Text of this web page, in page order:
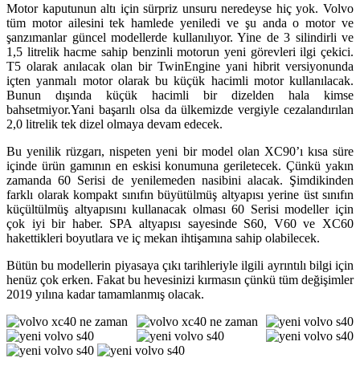
Motor kaputunun altı için sürpriz unsuru neredeyse hiç yok. Volvo
tüm motor ailesini tek hamlede yeniledi ve şu anda o motor ve
şanzımanlar güncel modellerde kullanılıyor. Yine de 3 silindirli ve
1,5 litrelik hacme sahip benzinli motorun yeni görevleri ilgi çekici.
T5 olarak anılacak olan bir TwinEngine yani hibrit versiyonunda
içten yanmalı motor olarak bu küçük hacimli motor kullanılacak.
Bunun dışında küçük hacimli bir dizelden hala kimse
bahsetmiyor.Yani başarılı olsa da ülkemizde vergiyle cezalandırılan
2,0 litrelik tek dizel olmaya devam edecek.
Bu yenilik rüzgarı, nispeten yeni bir model olan XC90’ı kısa süre
içinde ürün gamının en eskisi konumuna geriletecek. Çünkü yakın
zamanda 60 Serisi de yenilemeden nasibini alacak. Şimdikinden
farklı olarak kompakt sınıfın büyütülmüş altyapısı yerine üst sınıfın
küçültülmüş altyapısını kullanacak olması 60 Serisi modeller için
çok iyi bir haber. SPA altyapısı sayesinde S60, V60 ve XC60
hakettikleri boyutlara ve iç mekan ihtişamına sahip olabilecek.
Bütün bu modellerin piyasaya çıkı tarihleriyle ilgili ayrıntılı bilgi için
henüz çok erken. Fakat bu hevesinizi kırmasın çünkü tüm değişimler
2019 yılına kadar tamamlanmış olacak.